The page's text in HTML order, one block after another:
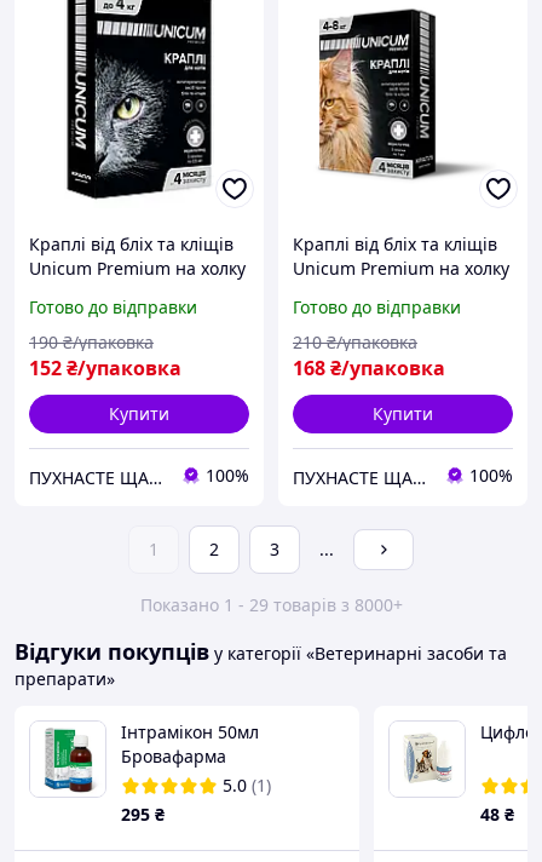
Краплі від бліх та кліщів
Unicum Premium на холку
(імідаклоприд)
Готово до відправки
152₴/упаковка
190 ₴/упаковка
Купити
ПУХНАСТЕ ЩАСТЯ 100%
Краплі від бліх та кліщів
Unicum Premium на холку
(імідаклоприд)
Готово до відправки
168₴/упаковка
210 ₴/упаковка
Купити
ПУХНАСТЕ ЩАСТЯ 100%
1 2 3 ...
Показано 1 - 29 товарів з 8000+
Відгуки покупців у категорії «Ветеринарні засоби та
препарати»
Інтрамікон 50мл
Бровафарма
5.0 (1)
295 ₴ 48 ₴